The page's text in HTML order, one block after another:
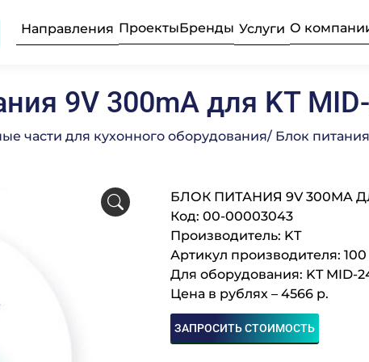
Направления ПроектыБренды Услуги О
Текстиль
Подробнее
Подробнее
Продажа
Подробнее
Поставка
частей
Подробнее
Химия
Подробнее
Подробнее
9V 300mA для KT
части для кухонного оборудования/ Блок
БЛОК ПИТАНИЯ 9V 300MA
Код: 00-00003043
Производитель: KT
Артикул производителя: 100
Для оборудования: KT MID-
Цена в рублях – 4566 р.
ЗАПРОСИТЬ СТОИМОСТЬ